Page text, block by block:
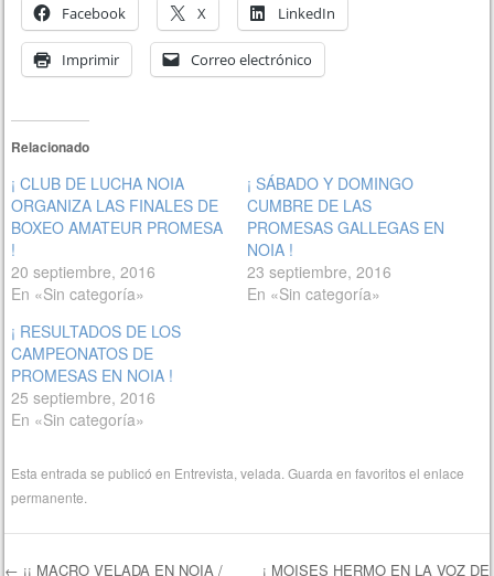
Facebook
X LinkedIn
Imprimir Correo electrónico
Relacionado
¡ CLUB DE LUCHA NOIA
ORGANIZA LAS FINALES DE
BOXEO AMATEUR PROMESA
!
20 septiembre, 2016
En «Sin categoría»
¡ SÁBADO Y DOMINGO
CUMBRE DE LAS
PROMESAS GALLEGAS EN
NOIA !
23 septiembre, 2016
En «Sin categoría»
¡ RESULTADOS DE LOS
CAMPEONATOS DE
PROMESAS EN NOIA !
25 septiembre, 2016
En «Sin categoría»
Esta entrada se publicó en Entrevista ,velada . Guarda en favoritos elenlace
permanente
← ¡¡ MACRO VELADA EN NOIA /
¡ MOISES HERMO EN LA VOZ DE